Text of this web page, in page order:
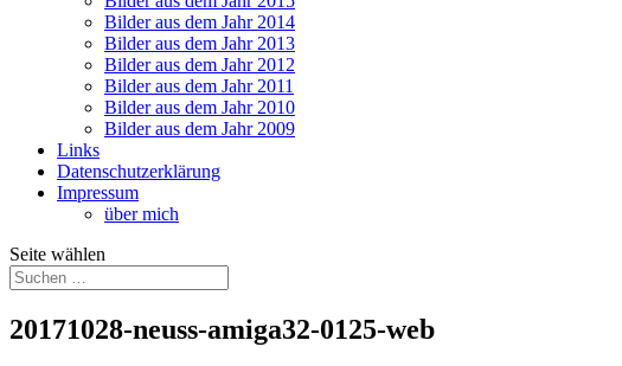
Bilder aus dem Jahr 2014
Bilder aus dem Jahr 2013
Bilder aus dem Jahr 2012
Bilder aus dem Jahr 2011
Bilder aus dem Jahr 2010
Bilder aus dem Jahr 2009
Links
Datenschutzerklärung
Impressum
über mich
Seite wählen
20171028-neuss-amiga32-0125-web